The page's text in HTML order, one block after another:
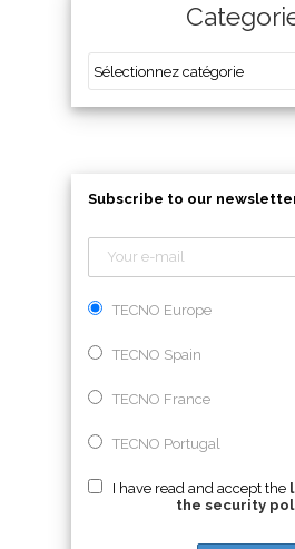
Subscribe to our
TECNO Europe
TECNO Spain
TECNO France
TECNO Portugal
I have read and accept the
the security